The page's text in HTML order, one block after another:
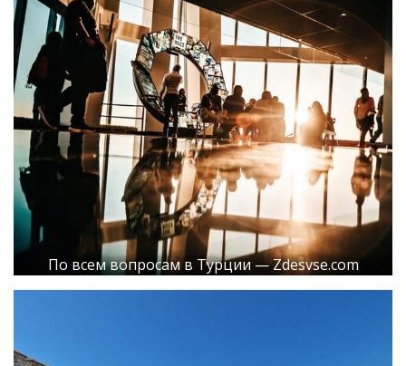
По всем вопросам в Турции — Zdesvse.com